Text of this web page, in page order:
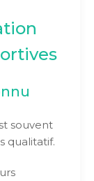
souvent
qualitatif.